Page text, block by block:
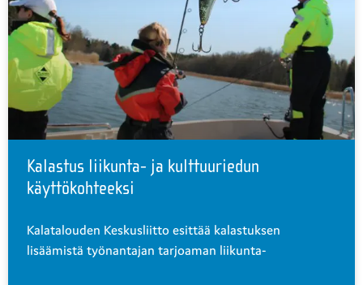
Kalastus liikunta- ja kulttuuriedun
käyttökohteeksi
Kalatalouden Keskusliitto esittää kalastuksen
lisäämistä työnantajan tarjoaman liikunta-